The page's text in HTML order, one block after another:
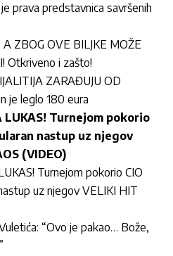
prava predstavnica savršenih
A ZBOG OVE BILJKE MOŽE
Otkriveno i zašto!
ZARAĐUJU OD
je leglo 180 eura
LUKAS! Turnejom pokorio
nastup uz njegov
(VIDEO)
Turnejom pokorio CIO
uz njegov VELIKI HIT
“Ovo je pakao… Bože,